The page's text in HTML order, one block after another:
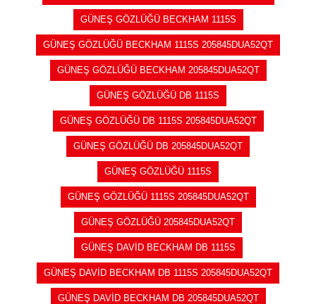
GÜNEŞ GÖZLÜĞÜ BECKHAM 1115S
GÜNEŞ GÖZLÜĞÜ BECKHAM 1115S 205845DUA52QT
GÜNEŞ GÖZLÜĞÜ BECKHAM 205845DUA52QT
GÜNEŞ GÖZLÜĞÜ DB 1115S
GÜNEŞ GÖZLÜĞÜ DB 1115S 205845DUA52QT
GÜNEŞ GÖZLÜĞÜ DB 205845DUA52QT
GÜNEŞ GÖZLÜĞÜ 1115S
GÜNEŞ GÖZLÜĞÜ 1115S 205845DUA52QT
GÜNEŞ GÖZLÜĞÜ 205845DUA52QT
GÜNEŞ DAVİD BECKHAM DB 1115S
GÜNEŞ DAVİD BECKHAM DB 1115S 205845DUA52QT
GÜNEŞ DAVİD BECKHAM DB 205845DUA52QT